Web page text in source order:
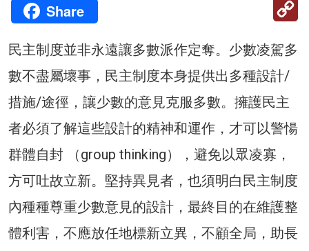
Share
民主制度並非永遠讓多數派作定奪。少數凌駕多
數不盡屬壞事，民主制度本身提供出多種設計/
措施/途徑，讓少數的意見克服多數。擁護民主
者必須了解這些設計的精神和運作，才可以警愓
群體自封 （group thinking），避免以眾凌寡，
方可吐故立新。堅持異見者，也須明白民主制度
內種種尊重少數意見的設計，最終目的在維護整
體利害，不應放任地標新立異，不顧全局，助長